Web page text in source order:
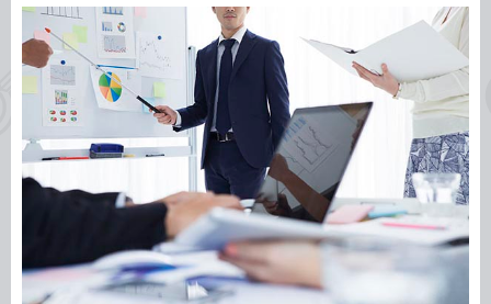
カ
テ
ゴ
リ
事
タ
グ